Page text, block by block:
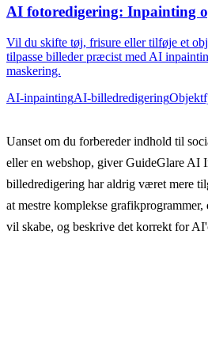
AI fotoredigering: Inpainting
Vil du skifte tøj, frisure eller tilføje et
tilpasse billeder præcist med AI
maskering.
AI-inpaintingAI-billedredigering
Uanset om du forbereder indhold til
eller en webshop, giver GuideGlare AI
billedredigering har aldrig været mere
at mestre komplekse
vil skabe, og beskrive det korrekt for